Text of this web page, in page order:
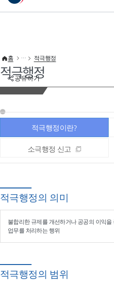
이 누리집은 대한민국 공식 전자정부 누리집입니
공유하기
홈 적극행정
적극행정
적극행정이란?
소극행정 신고
적극행정의 의미
불합리한 규제를 개선하거나 공공의 이익을
업무를 처리하는 행위
적극행정의 범위